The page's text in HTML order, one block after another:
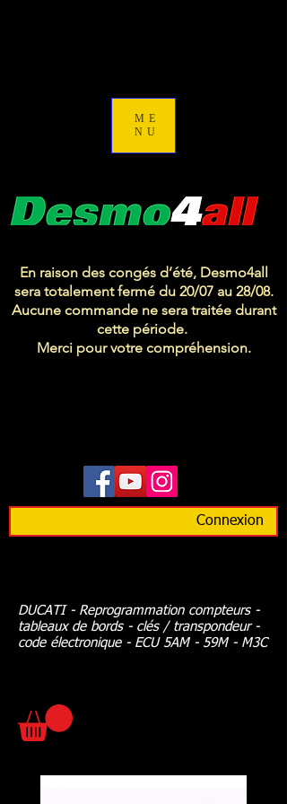
ME
NU
En raison des congés d’été, Desmo4all
sera totalement fermé du 20/07 au 28/08.
Aucune commande ne sera traitée durant
cette période.
Merci pour votre compréhension.
Connexion
DUCATI - Reprogrammation compteurs -
tableaux de bords - clés / transpondeur -
code électronique - ECU 5AM - 59M - M3C